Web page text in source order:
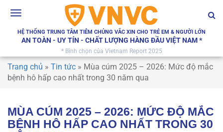
Toggle
HỆ THỐNG TRUNG TÂM TIÊM CHỦNG VẮC XIN CHO TRẺ EM & NGƯỜI LỚN
AN TOÀN - UY TÍN - CHẤT LƯỢNG HÀNG ĐẦU VIỆT NAM *
* Bình chọn của Vietnam Report 2025
Trang chủ » Tin tức » Mùa cúm 2025 – 2026: Mức độ mắc
bệnh hô hấp cao nhất trong 30 năm qua
MÙA CÚM 2025 – 2026: MỨC ĐỘ MẮC
BỆNH HÔ HẤP CAO NHẤT TRONG 30